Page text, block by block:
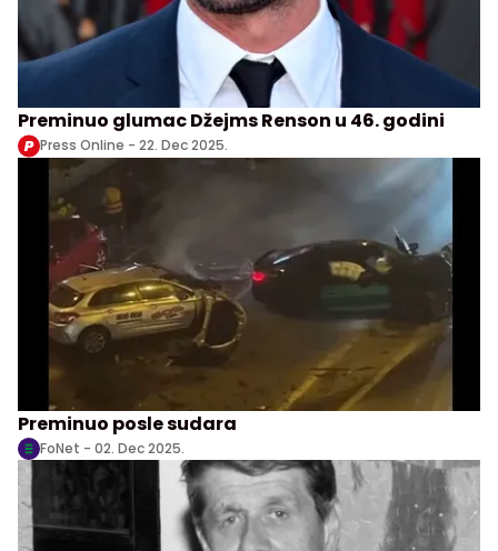
Preminuo glumac Džejms Renson u 46. godini
Press Online - 22. Dec 2025.
Preminuo posle sudara
FoNet - 02. Dec 2025.